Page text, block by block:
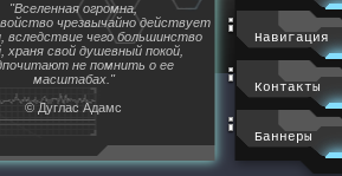
"Вселенная огромна,
чрезвычайно действует
вследствие чего большинство
храня свой душевный покой,
не помнить о ее
масштабах."
© Дуглас Адамс
Навигация
Контакты
Баннеры